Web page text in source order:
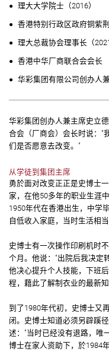
理大大学院士（2016）
香港特别行政区政府铜紫
理大总裁协会理事长（
香港中华厂商联合会会长
华彩集团有限公司创办人
华彩集团创办人兼主席史立
合会（厂商会）会长时说："
们是否愿意去改变。"
从学徒到集团主席
勇於面对改变正正是史博士
家，在他50多年的职业生涯
1950年代在香港出生，中学
自低收入家庭，当时生活相
史博士有一次操作印刷机时
个月。他说："出院后我决定
他决心提升个人技能，下班
程，藉此了解制衣业的最新知
到了1980年代初，史博士又
闭。史博士知道必须另辟蹊
述："当时已经没有退路，唯
博士在家人资助下，於1984